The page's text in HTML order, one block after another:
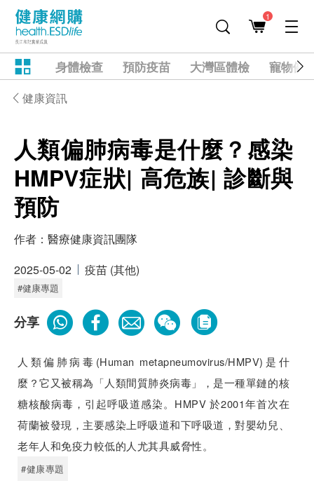
1
身體檢查 預防疫苗 大灣區體檢 寵物健
健康資訊
人類偏肺病毒是什麼？感染
HMPV症狀| 高危族| 診斷與
預防
作者： 醫療健康資訊團隊
2025-05-02
疫苗 (其他)
#健康專題
分享
人類偏肺病毒(Human metapneumovirus/HMPV)是什
麼？它又被稱為「人類間質肺炎病毒」，是一種單鏈的核
糖核酸病毒，引起呼吸道感染。HMPV 於2001年首次在
荷蘭被發現，主要感染上呼吸道和下呼吸道，對嬰幼兒、
老年人和免疫力較低的人尤其具威脅性。
#健康專題